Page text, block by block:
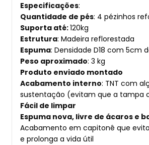
Especificações:
Quantidade de pés: 4 pézinhos
Suporta até:120kg
Estrutura: Madeira reflorestada
Espuma: Densidade D18 com 5cm
Peso aproximado: 3 kg
Produto enviado montado
Acabamento interno: TNT com
sustentação (evitam que a tampa
Fácil de limpar
Espuma nova, livre de ácaros e
Acabamento em capitonê que
e prolonga a vida útil